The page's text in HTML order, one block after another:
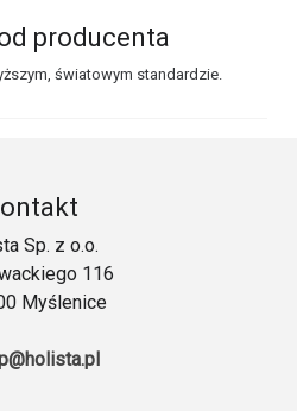
producenta
światowym standardzie.
Sp. z o.o.
116
Myślenice